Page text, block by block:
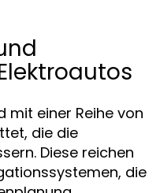
mit einer Reihe von
die die
Diese reichen
die